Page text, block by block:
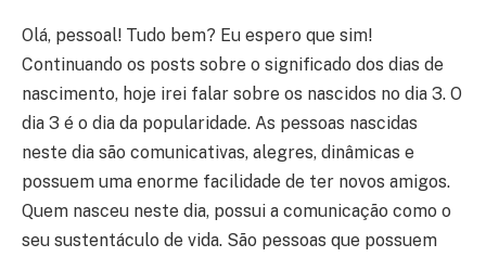
Olá, pessoal! Tudo bem? Eu espero que sim!
Continuando os posts sobre o significado dos dias de
nascimento, hoje irei falar sobre os nascidos no dia 3. O
dia 3 é o dia da popularidade. As pessoas nascidas
neste dia são comunicativas, alegres, dinâmicas e
possuem uma enorme facilidade de ter novos amigos.
Quem nasceu neste dia, possui a comunicação como o
seu sustentáculo de vida. São pessoas que possuem